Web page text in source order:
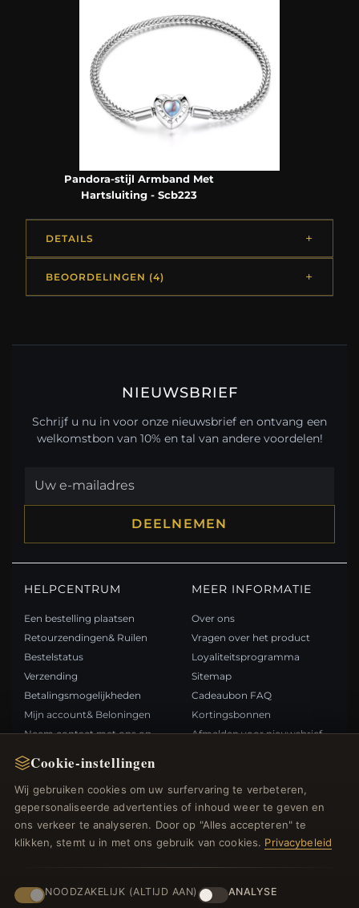
Cookie-instellingen
Wij gebruiken cookies om uw surfervaring te verbeteren,
gepersonaliseerde advertenties of inhoud weer te geven en
ons verkeer te analyseren. Door op "Alles accepteren" te
klikken, stemt u in met ons gebruik van cookies. Privacybeleid
NOODZAKELIJK (ALTIJD AAN) ANALYSE
Pandora-stijl Armband Met
Hartsluiting - Scb223
DETAILS
BEOORDELINGEN (4)
NIEUWSBRIEF
Schrijf u nu in voor onze nieuwsbrief en ontvang een
welkomstbon van 10% en tal van andere voordelen!
DEELNEMEN
HELPCENTRUM
Een bestelling plaatsen
Retourzendingen& Ruilen
Bestelstatus
Verzending
Betalingsmogelijkheden
Mijn account& Beloningen
Neem contact met ons op
MEER INFORMATIE
Over ons
Vragen over het product
Loyaliteitsprogramma
Sitemap
Cadeaubon FAQ
Kortingsbonnen
Afmelden voor nieuwsbrief
Nieuwe producten
Specials
Blog
Beoordelingen
Inloggen
BETAALMETHODEN